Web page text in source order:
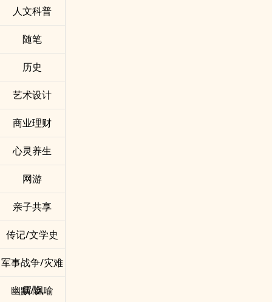
人文科普
随笔
历史
艺术设计
商业理财
心灵养生
网游
亲子共享
传记/文学史
军事战争/灾难
冒险
幽默/讽喻